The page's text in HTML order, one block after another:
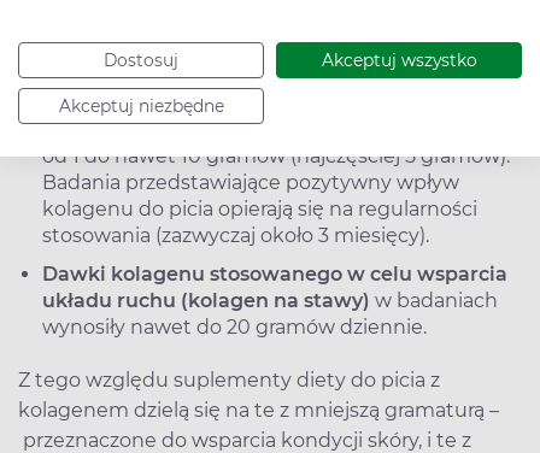
Dostosuj Akceptuj wszystko
Akceptuj niezbędne
Jak przyjmować kolagen?
Prawidłowe dawkowanie kolagenu do picia na
skóręto przyjmowanie raz dziennie w dawkach
od 1 do nawet 10 gramów (najczęściej 5 gramów).
Badania przedstawiające pozytywny wpływ
kolagenu do picia opierają się na regularności
stosowania (zazwyczaj około 3 miesięcy).
Dawki kolagenu stosowanego w celu wsparcia
układu ruchu (kolagen na stawy) w badaniach
wynosiły nawet do 20 gramów dziennie.
Z tego względu suplementy diety do picia z
kolagenem dzielą się na te z mniejszą gramaturą –
przeznaczone do wsparcia kondycji skóry, i te z